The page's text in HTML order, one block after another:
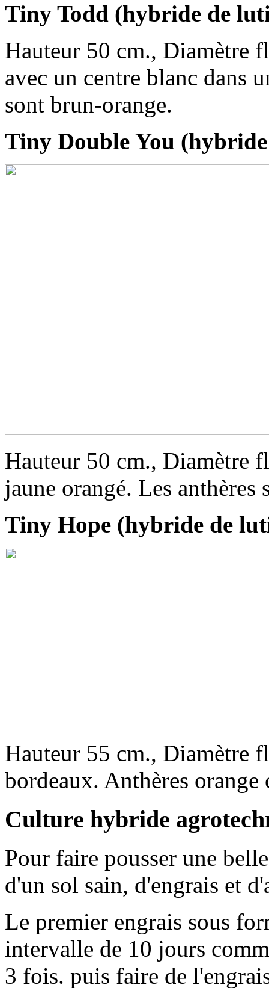
Tiny Todd (hybride de
Hauteur 50 cm., Diamètre
avec un centre blanc dans
sont brun-orange.
Tiny Double You
Hauteur 50 cm., Diamètre
jaune orangé. Les anthères
Tiny Hope (hybride de
Hauteur 55 cm., Diamètre
bordeaux. Anthères orange
Culture hybride
Pour faire pousser une
d'un sol sain, d'engrais et
Le premier engrais sous
intervalle de 10 jours
3 fois. puis faire de